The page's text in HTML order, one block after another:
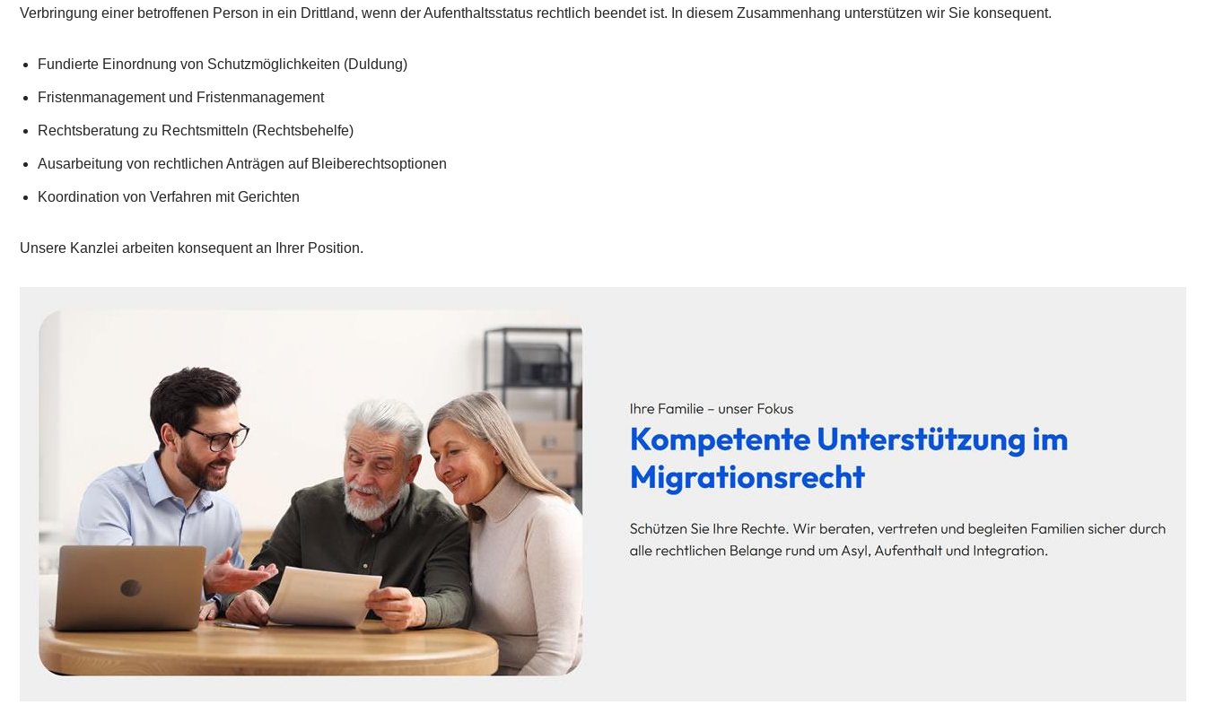
Verbringung einer betroffenen Person in ein Drittland, wenn der Aufenthaltsstatus rechtlich beendet ist. In diesem Zusammenhang unterstützen wir Sie konsequent.
Fundierte Einordnung von Schutzmöglichkeiten (Duldung)
Fristenmanagement und Fristenmanagement
Rechtsberatung zu Rechtsmitteln (Rechtsbehelfe)
Ausarbeitung von rechtlichen Anträgen auf Bleiberechtsoptionen
Koordination von Verfahren mit Gerichten
Unsere Kanzlei arbeiten konsequent an Ihrer Position.